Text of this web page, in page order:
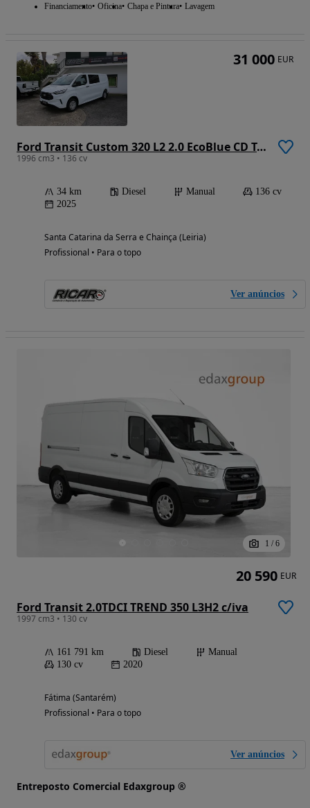
Financiamento Oficina Chapa e Pintura Lavagem
Ford Transit Custom 320 L2 2.0 EcoBlue CD Trend (136cv) Euro 6.2
1996 cm3 • 136 cv
34 km Diesel Manual
136 cv
2025
Santa Catarina da Serra e Chainça (Leiria)
Profissional • Para o topo
Ver anúncios
31 000 EUR
1 / 6
Ford Transit 2.0TDCI TREND 350 L3H2 c/iva
1997 cm3 • 130 cv
161 791 km Diesel
Manual
130 cv
2020
Fátima (Santarém)
Profissional • Para o topo
Ver anúncios
Entreposto Comercial Edaxgroup ®
20 590 EUR